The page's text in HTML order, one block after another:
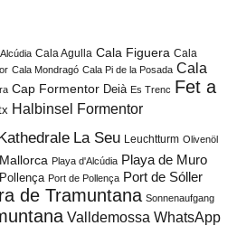
Cala Agulla Cala Figuera Cala
Cala Mondragó Cala Pi de la Posada Cala
Cap Formentor Deià Es Trenc Fet a
Halbinsel Formentor
Kathedrale La Seu Leuchtturm Olivenöl
Playa d'Alcúdia Playa de Muro
Pollença Port de Pollença Port de Sóller
de Tramuntana Sonnenaufgang
Valldemossa WhatsApp